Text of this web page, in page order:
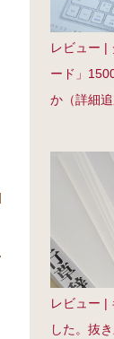
レビュー |
ード」
か（詳細追
レビュー |
した。抜